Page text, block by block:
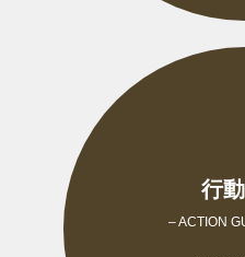
行
– ACTION